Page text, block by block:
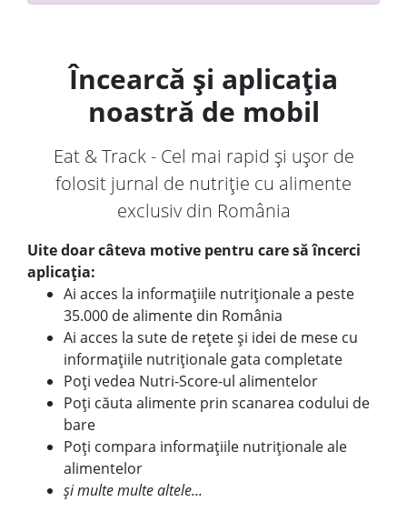
Încearcă și aplicația
noastră de mobil
Eat & Track - Cel mai rapid și ușor de
folosit jurnal de nutriție cu alimente
exclusiv din România
Uite doar câteva motive pentru care să încerci
aplicația:
Ai acces la informațiile nutriționale a peste
35.000 de alimente din România
Ai acces la sute de rețete și idei de mese cu
informațiile nutriționale gata completate
Poți vedea Nutri-Score-ul alimentelor
Poți căuta alimente prin scanarea codului de
bare
Poți compara informațiile nutriționale ale
alimentelor
și multe multe altele...